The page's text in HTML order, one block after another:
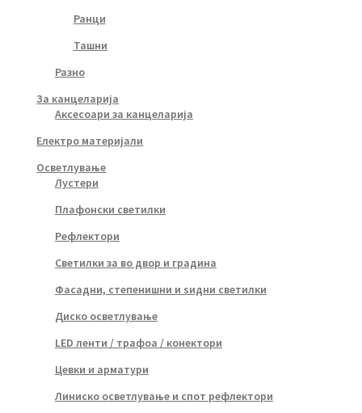
Ранци
Ташни
Разно
За канцеларија
Аксесоари за канцеларија
Електро материјали
Осветлување
Лустери
Плафонски светилки
Рефлектори
Светилки за во двор и градина
Фасадни, степенишни и ѕидни светилки
Диско осветлување
LED ленти / трафоа / конектори
Цевки и арматури
Линиско осветлување и спот рефлектори